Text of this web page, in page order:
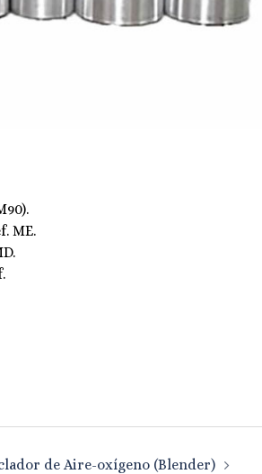
ME.
de Aire-oxígeno (Blender)